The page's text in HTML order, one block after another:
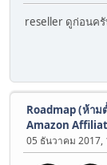
reseller ดูก่อนค
Roadmap (ห้าม
Amazon
05 ธันวาคม 2017,